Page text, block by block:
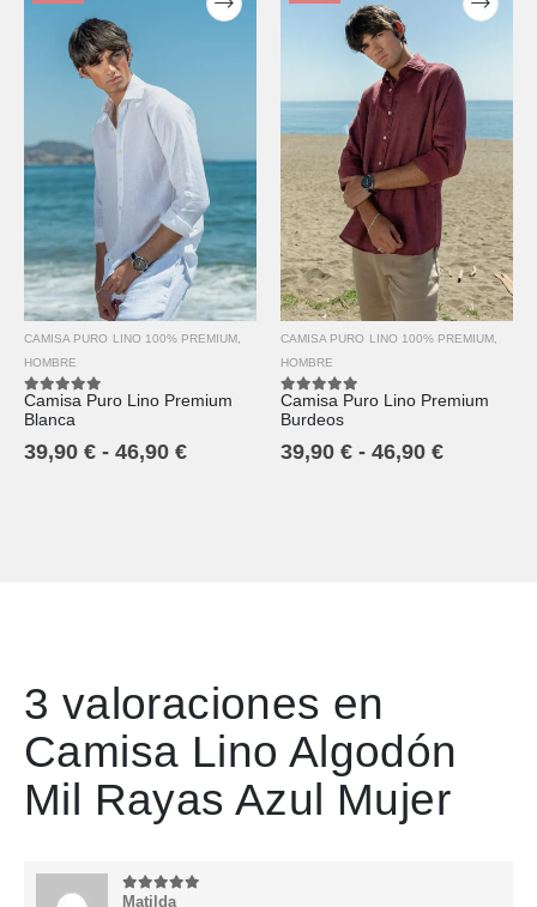
CAMISA PURO LINO 100% PREMIUM
HOMBRE
5.00 out of 5
Camisa Puro Lino Premium
Blanca
39,90 € - 46,90 €
CAMISA PURO LINO 100% PREMIUM
HOMBRE
5.00out of 5
Camisa Puro Lino Premium
Burdeos
39,90 € - 46,90 €
3 valoraciones en
Camisa Lino Algodón
Mil Rayas Azul Mujer
5 de 5
Matilda